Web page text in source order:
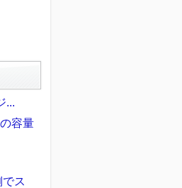
...
容量
ス